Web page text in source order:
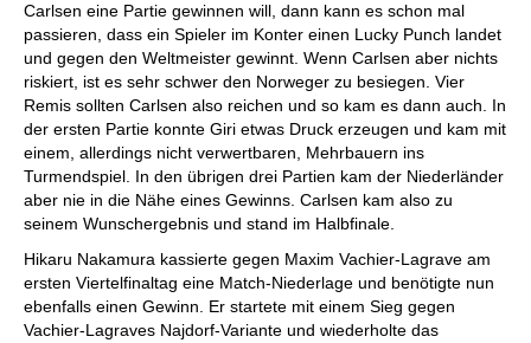
Carlsen eine Partie gewinnen will, dann kann es schon mal
passieren, dass ein Spieler im Konter einen Lucky Punch landet
und gegen den Weltmeister gewinnt. Wenn Carlsen aber nichts
riskiert, ist es sehr schwer den Norweger zu besiegen. Vier
Remis sollten Carlsen also reichen und so kam es dann auch. In
der ersten Partie konnte Giri etwas Druck erzeugen und kam mit
einem, allerdings nicht verwertbaren, Mehrbauern ins
Turmendspiel. In den übrigen drei Partien kam der Niederländer
aber nie in die Nähe eines Gewinns. Carlsen kam also zu
seinem Wunschergebnis und stand im Halbfinale.
Hikaru Nakamura kassierte gegen Maxim Vachier-Lagrave am
ersten Viertelfinaltag eine Match-Niederlage und benötigte nun
ebenfalls einen Gewinn. Er startete mit einem Sieg gegen
Vachier-Lagraves Najdorf-Variante und wiederholte das